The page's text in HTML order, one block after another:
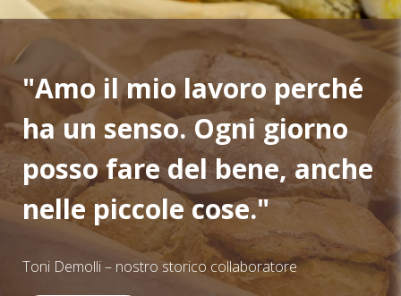
"Amo il mio lavoro perché
ha un senso. Ogni giorno
posso fare del bene, anche
nelle piccole cose."
Toni Demolli – nostro storico collaboratore